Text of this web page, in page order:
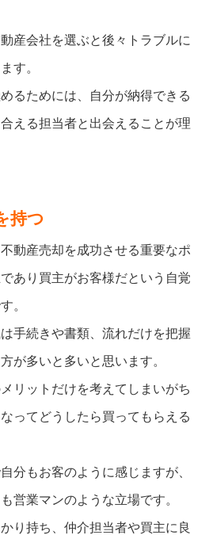
産会社を選ぶと後々トラブルに
す。
るためには、自分が納得できる
える担当者と出会えることが理
持つ
動産売却を成功させる重要なポ
あり買主がお客様だという自覚
。
手続きや書類、流れだけを把握
が多いと多いと思います。
リットだけを考えてしまいがち
ってどうしたら買ってもらえる
分もお客のように感じますが、
営業マンのような立場です。
り持ち、仲介担当者や買主に良